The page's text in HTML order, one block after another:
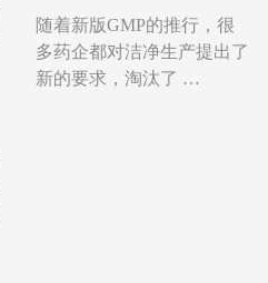
随着新版GMP的推行，很
多药企都对洁净生产提出了
新的要求，淘汰了 …